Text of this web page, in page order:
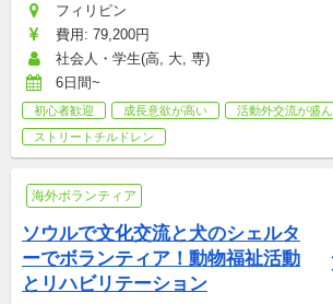
フィリピン
費用: 79,200円
社会人・学生(高, 大, 専)
6日間~
初心者歓迎 成長意欲が高い 活動外交流が盛ん
ストリートチルドレン
海外ボランティア
ソウルで文化交流と犬のシェルタ
ーでボランティア！動物福祉活動
とリハビリテーション